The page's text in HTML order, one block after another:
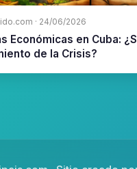
· 24/06/2026
Económicas en Cuba:
de la Crisis?